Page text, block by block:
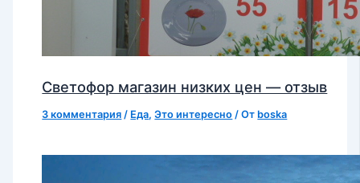
Светофор магазин низких цен — отзыв
3 комментария / Еда,Это интересно / От boska